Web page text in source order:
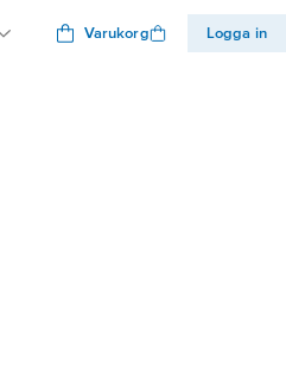
Varukorg Logga in